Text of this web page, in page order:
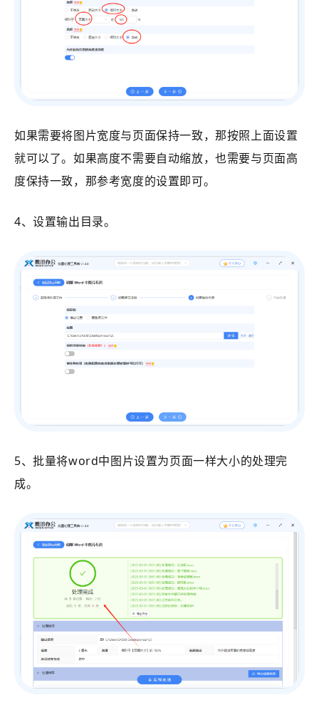
如果需要将图片宽度与页面保持一致，那按照上面设置
就可以了。如果高度不需要自动缩放，也需要与页面高
度保持一致，那参考宽度的设置即可。
4、设置输出目录。
5、批量将word中图片设置为页面一样大小的处理完
成。